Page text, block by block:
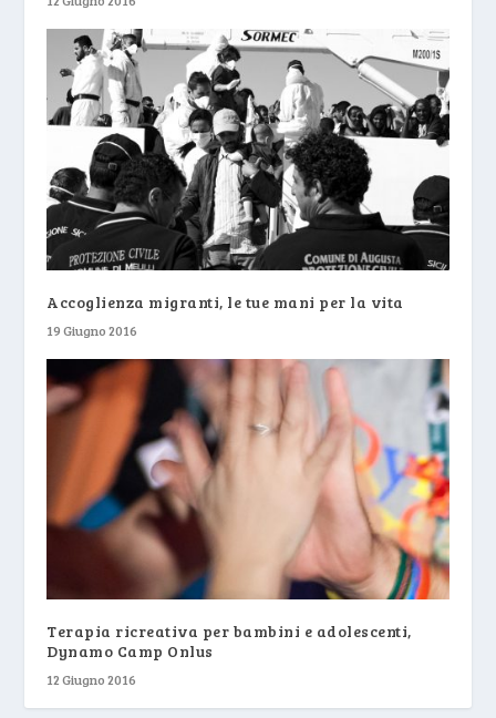
Accoglienza migranti, le tue mani per la vita
19 Giugno 2016
Terapia ricreativa per bambini e adolescenti,
Dynamo Camp Onlus
12 Giugno 2016